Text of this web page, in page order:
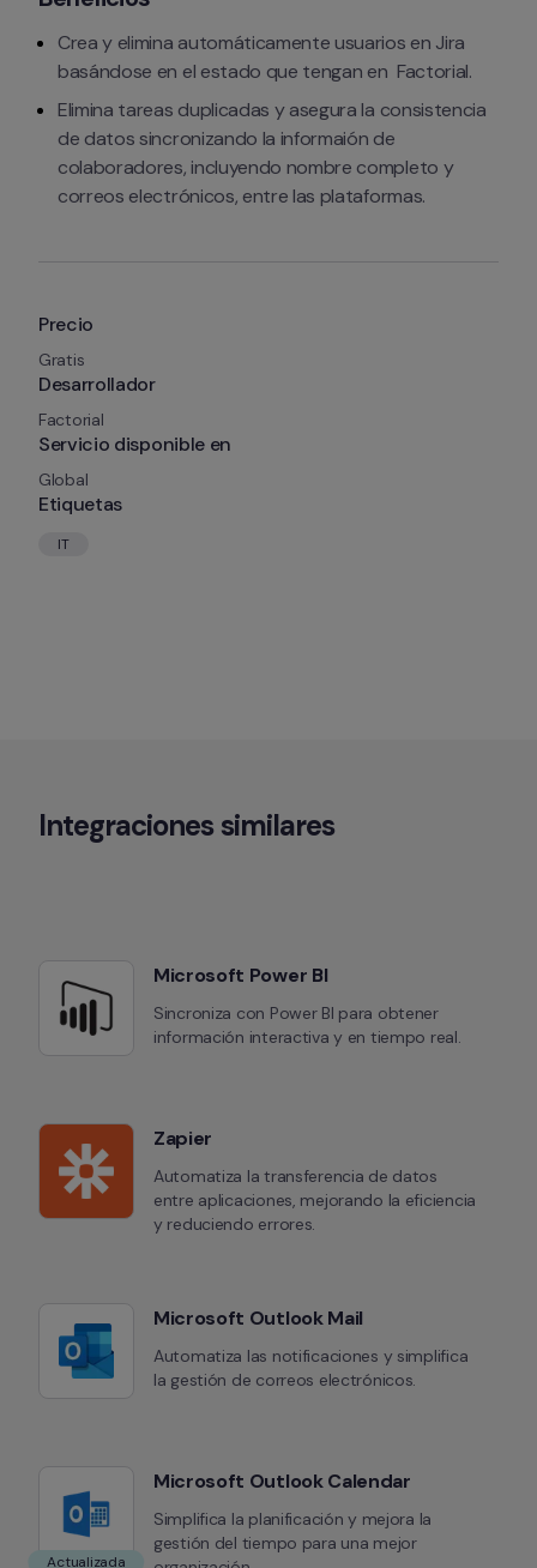
Precio
Gratis
Desarrollador
Factorial
Servicio disponible en
Global
Etiquetas
IT
Crea y elimina automáticamente usuarios en Jira
basándose en el estado que tengan en  Factorial.
Elimina tareas duplicadas y asegura la consistencia
de datos sincronizando la informaión de
colaboradores, incluyendo nombre completo y
correos electrónicos, entre las plataformas.
Integraciones similares
Microsoft Power BI
Sincroniza con Power BI para obtener
información interactiva y en tiempo real.
Zapier
Automatiza la transferencia de datos
entre aplicaciones, mejorando la eficiencia
y reduciendo errores.
Microsoft Outlook Mail
Automatiza las notificaciones y simplifica
la gestión de correos electrónicos.
Actualizada
Microsoft Outlook Calendar
Simplifica la planificación y mejora la
gestión del tiempo para una mejor